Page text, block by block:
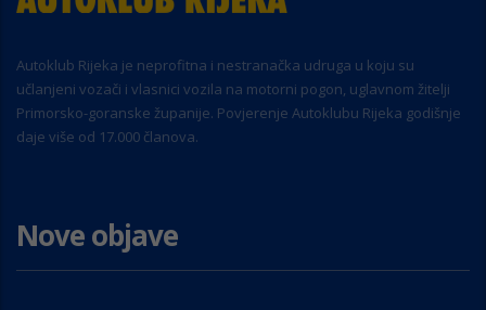
Autoklub Rijeka je neprofitna i nestranačka udruga u koju su
učlanjeni vozači i vlasnici vozila na motorni pogon, uglavnom žitelji
Primorsko-goranske županije. Povjerenje Autoklubu Rijeka godišnje
daje više od 17.000 članova.
Nove objave